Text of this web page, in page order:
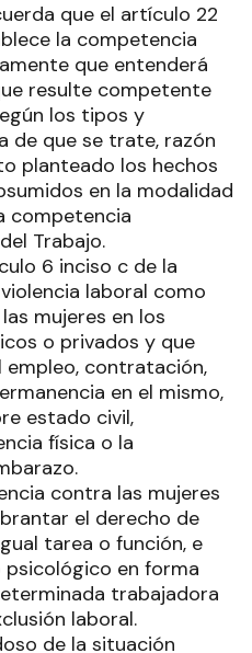
que el artículo 22
la competencia
que entenderá
resulte competente
los tipos y
de que se trate, razón
planteado los hechos
en la modalidad
competencia
Trabajo.
6 inciso c de la
laboral como
mujeres en los
o privados y que
empleo, contratación,
en el mismo,
estado civil,
física o la
contra las mujeres
el derecho de
tarea o función, e
en forma
trabajadora
laboral.
de la situación